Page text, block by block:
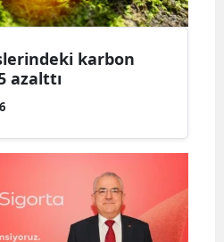
karbon
azalttı